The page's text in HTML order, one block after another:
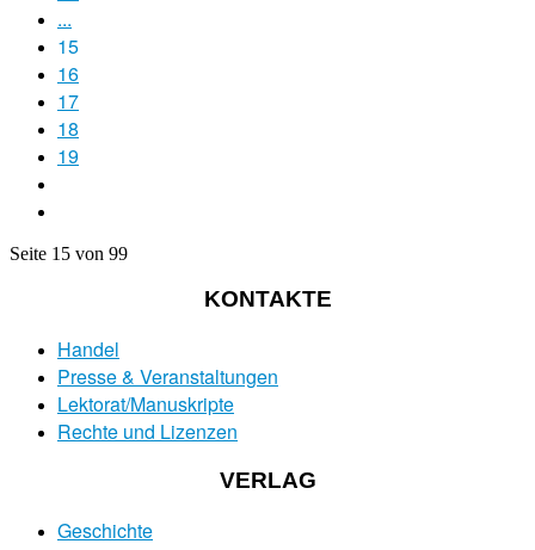
...
15
16
17
18
19
Seite 15 von 99
KONTAKTE
Handel
Presse & Veranstaltungen
Lektorat/Manuskripte
Rechte und Lizenzen
VERLAG
Geschichte